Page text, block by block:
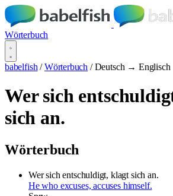
Wörterbuch
babelfish / Wörterbuch / Deutsch → Englisch
Wer sich
sich an.
Wörterbuch
Wer sich entschuldigt, klagt sich an.
He who excuses, accuses himself.